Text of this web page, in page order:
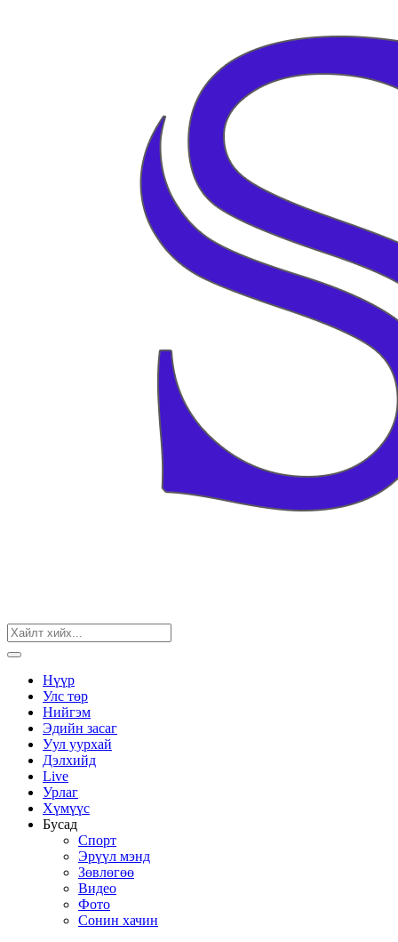
Нүүр
Улс төр
Нийгэм
Эдийн засаг
Уул уурхай
Дэлхийд
Live
Урлаг
Хүмүүс
Бусад
Спорт
Эрүүл мэнд
Зөвлөгөө
Видео
Фото
Сонин хачин